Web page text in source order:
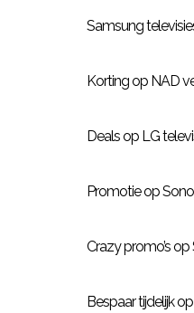
Samsung
Korting op NAD
Deals op LG
Promotie op
Crazy promo’s op
Bespaar tijdelijk